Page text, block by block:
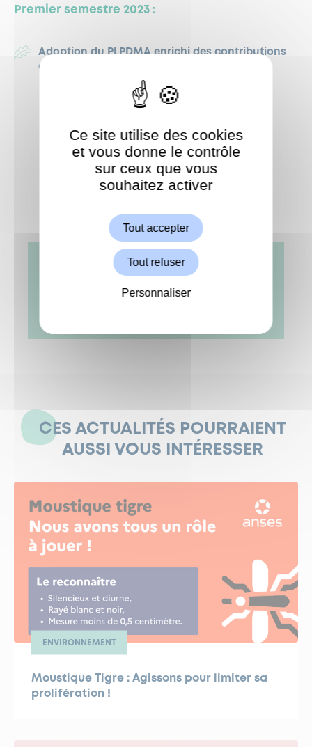
Premier semestre 2023 :
Adoption du PLPDMA enrichi des contributions
citoyennes en Conseil territorial.
CES ACTUALITÉS POURRAIENT
AUSSI VOUS INTÉRESSER
ENVIRONNEMENT
Moustique Tigre : Agissons pour limiter sa
prolifération !
ShareThis est désactivé.
Ce site utilise des cookies
et vous donne le contrôle
sur ceux que vous
souhaitez activer
Tout accepter
Tout refuser
Personnaliser